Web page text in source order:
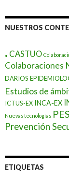
NUESTROS
. CASTUO
Colaboraciones
DARIOS
Estudios de
ICTUS-EX INCA-EX
Nuevas tecnologías
Prevención
ETIQUETAS